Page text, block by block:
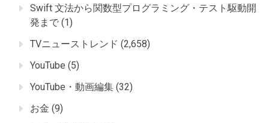
Swift 文法から関数型プログラミング・テスト駆動開
発まで (1)
TVニューストレンド (2,658)
YouTube (5)
YouTube・動画編集 (32)
お金 (9)